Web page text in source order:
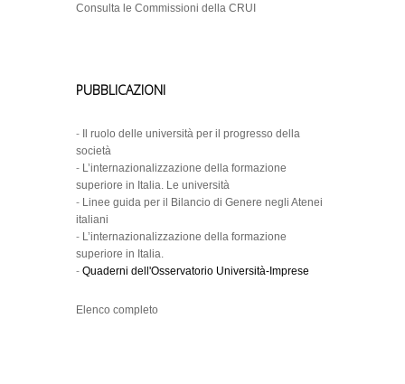
Consulta le Commissioni della CRUI
PUBBLICAZIONI
-
Il ruolo delle università per il progresso della
società
- L’internazionalizzazione della formazione
superiore in Italia. Le università
- Linee guida per il Bilancio di Genere negli Atenei
italiani
- L’internazionalizzazione della formazione
superiore in Italia.
- Quaderni dell'Osservatorio Università-Imprese
Elenco completo